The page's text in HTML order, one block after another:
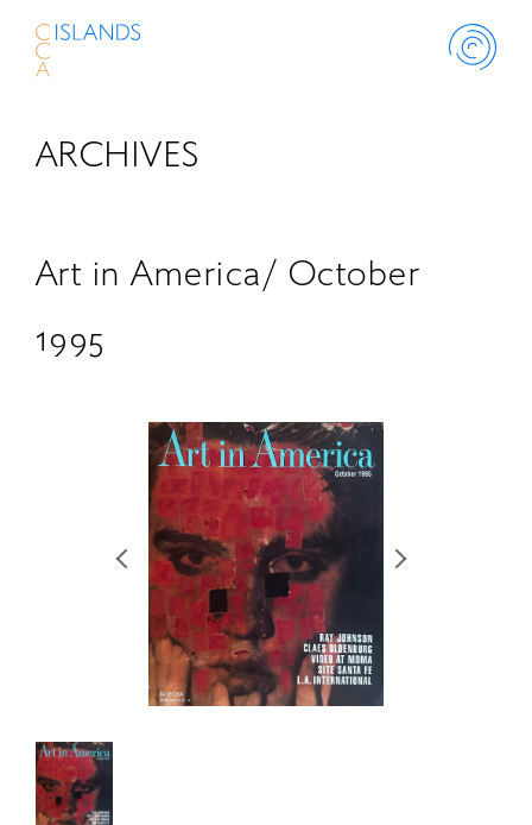
ABOUT
SCHOLARSHIP
RETRACE
コンサート
出演者
出版物
ARCHIVES
Art in America/ October
1995